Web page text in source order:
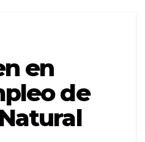
en
de